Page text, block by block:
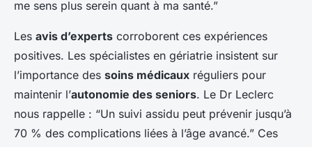
me sens plus serein quant à ma santé.”
Les avis d’experts corroborent ces expériences
positives. Les spécialistes en gériatrie insistent sur
l’importance des soins médicaux réguliers pour
maintenir l’autonomie des seniors. Le Dr Leclerc
nous rappelle : “Un suivi assidu peut prévenir jusqu’à
70 % des complications liées à l’âge avancé.” Ces